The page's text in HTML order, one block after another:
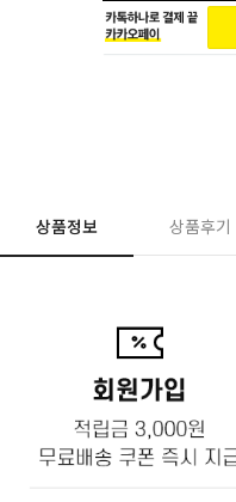
상품정보 상품후기